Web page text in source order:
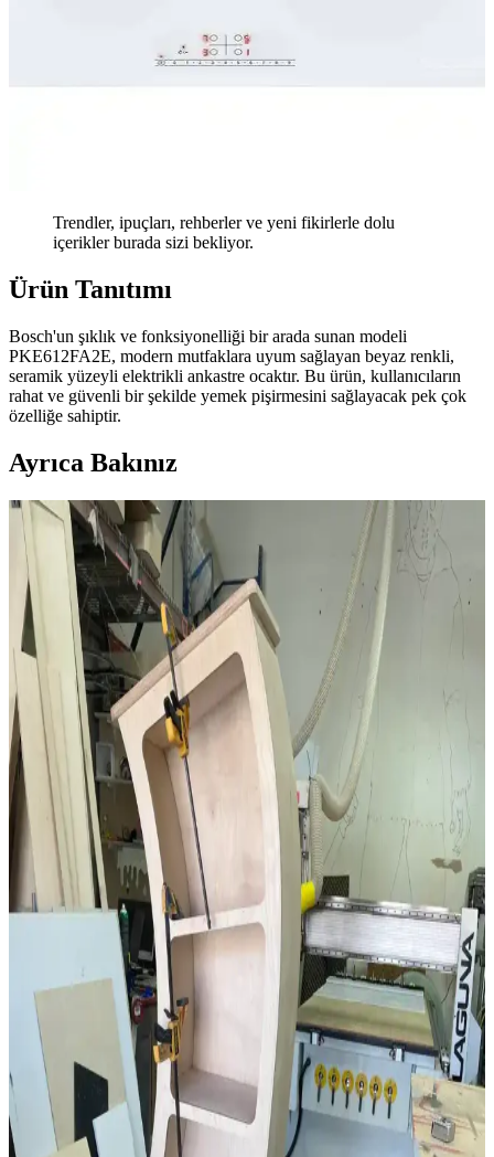
Trendler, ipuçları, rehberler ve yeni fikirlerle dolu
içerikler burada sizi bekliyor.
Ürün Tanıtımı
Bosch'un şıklık ve fonksiyonelliği bir arada sunan modeli
PKE612FA2E, modern mutfaklara uyum sağlayan beyaz renkli,
seramik yüzeyli elektrikli ankastre ocaktır. Bu ürün, kullanıcıların
rahat ve güvenli bir şekilde yemek pişirmesini sağlayacak pek çok
özelliğe sahiptir.
Ayrıca Bakınız
Kereste Nem İçeriği ve Kurutma Standartları: İnce
İşçilik İçin Kritik Bilgiler
Kereste nem içeriği, dayanıklılık ve işlenebilirlik açısından kritik
öneme sahiptir. Doğru kurutma teknikleri, nem ölçümü ve bölgesel
iklim koşulları, kaliteli ince işçilik için gereklidir.
Kiraz Ağacından Reeded (Oluklu) Şifonyer: Tasarım
ve İşçilik Detayları
Kiraz ağacından yapılmış reeded yüzeyli şifonyerin tasarım,
malzeme seçimi ve zorlu işçilik süreci anlatılmaktadır. LED
aydınlatmalı ayna ve özel kutular gibi fonksiyonel detaylar öne
çıkar.
Açık Plan Ev Tasarımının Avantajları,
Dezavantajları ve Tasarım Önerileri
Açık plan ev tasarımı, geniş ve aydınlık yaşam alanları sunarken
gürültü, mahremiyet ve koku sorunları yaratabilir. Tasarımda bölücü
kapılar ve havalandırma sistemleriyle denge sağlanabilir.
Geleneksel Ahşap İşçiliğiyle Masif Ahşap Masa
Yapımında Klasik Birleştirme Teknikleri
Geleneksel el aletleri ve klasik birleştirme yöntemleri kullanılarak
meşe ve ceviz malzemelerle yapılan masif ahşap masa, dayanıklılık
ve estetiği bir arada sunar. Buhar bükme ve el işçiliği detayları öne
çıkar.